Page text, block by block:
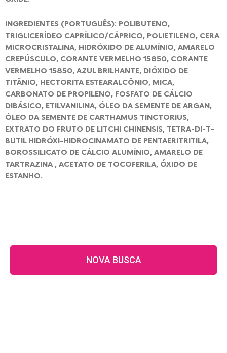
INGREDIENTES (PORTUGUÊS): POLIBUTENO,
TRIGLICERÍDEO CAPRÍLICO/CÁPRICO, POLIETILENO, CERA
MICROCRISTALINA, HIDRÓXIDO DE ALUMÍNIO, AMARELO
CREPÚSCULO, CORANTE VERMELHO 15850, CORANTE
VERMELHO 15850, AZUL BRILHANTE, DIÓXIDO DE
TITÂNIO, HECTORITA ESTEARALCÔNIO, MICA,
CARBONATO DE PROPILENO, FOSFATO DE CÁLCIO
DIBÁSICO, ETILVANILINA, ÓLEO DA SEMENTE DE ARGAN,
ÓLEO DA SEMENTE DE CARTHAMUS TINCTORIUS,
EXTRATO DO FRUTO DE LITCHI CHINENSIS, TETRA-DI-T-
BUTIL HIDRÓXI-HIDROCINAMATO DE PENTAERITRITILA,
BOROSSILICATO DE CÁLCIO ALUMÍNIO, AMARELO DE
TARTRAZINA , ACETATO DE TOCOFERILA, ÓXIDO DE
ESTANHO.
NOVA BUSCA